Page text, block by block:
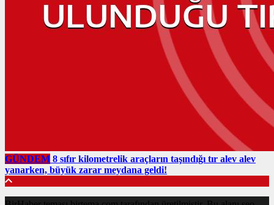
GÜNDEM 8 sıfır kilometrelik araçların taşındığı tır alev alev
yanarken, büyük zarar meydana geldi!